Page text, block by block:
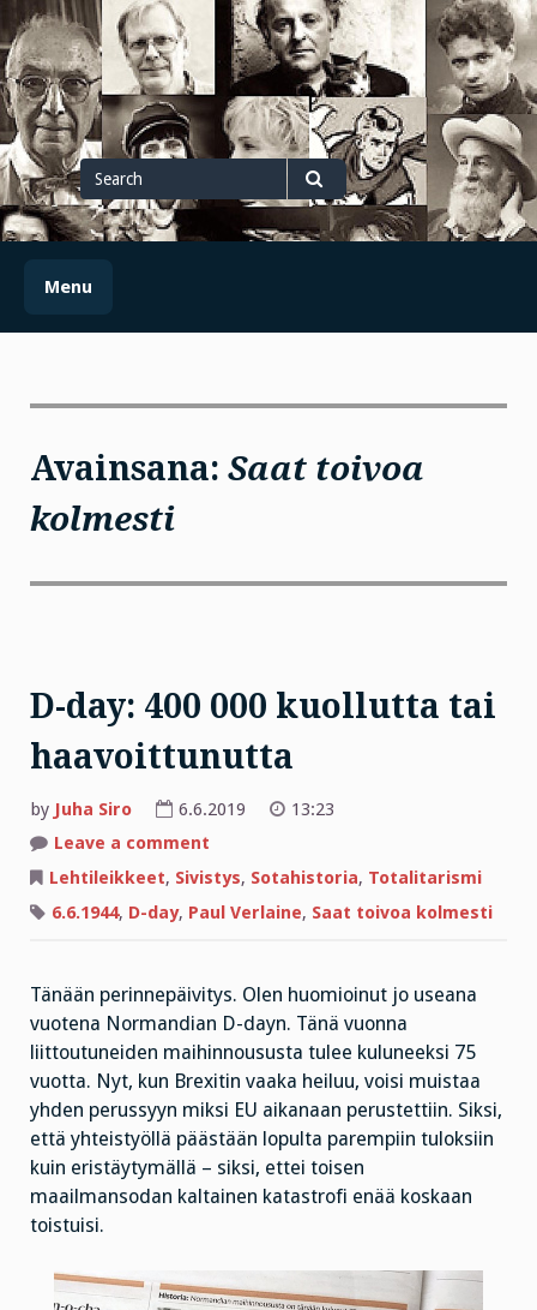
Skip
to
content
Search
for
Search
Menu
Avainsana: Saat toivoa
kolmesti
D-day: 400 000 kuollutta tai
haavoittunutta
by Juha Siro 6.6.2019
13:23
Leave a comment
day:
400
000
Lehtileikkeet, Sivistys, Sotahistoria, Totalitarismi
6.6.1944, D-day, Paul Verlaine, Saat toivoa kolmesti
Tänään perinnepäivitys. Olen huomioinut jo useana
vuotena Normandian D-dayn. Tänä vuonna
liittoutuneiden maihinnoususta tulee kuluneeksi 75
vuotta. Nyt, kun Brexitin vaaka heiluu, voisi muistaa
yhden perussyyn miksi EU aikanaan perustettiin. Siksi,
että yhteistyöllä päästään lopulta parempiin tuloksiin
kuin eristäytymällä – siksi, ettei toisen
maailmansodan kaltainen katastrofi enää koskaan
toistuisi.